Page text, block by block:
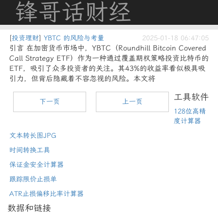
锋哥话财经
[投资理财] YBTC 的风险与考量 2025-01-18 06:47:05
引言 在加密货币市场中，YBTC（Roundhill Bitcoin Covered
Call Strategy ETF）作为一种通过覆盖期权策略投资比特币的
ETF，吸引了众多投资者的关注。其43%的收益率看似极具吸
引力，但背后隐藏着不容忽视的风险。本文将
下一页 上一页 工具软件
128位高精
度计算器
文本转长图JPG
时间转换工具
保证金安全计算器
跟踪限价止损单
ATR止损偏移比率计算器
数据和链接